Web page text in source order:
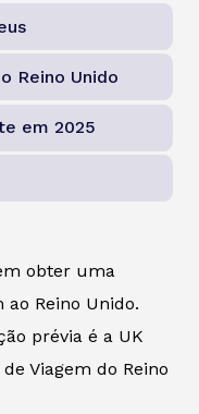
Reino Unido
em 2025
obter uma
Reino Unido.
prévia é a UK
Viagem do Reino